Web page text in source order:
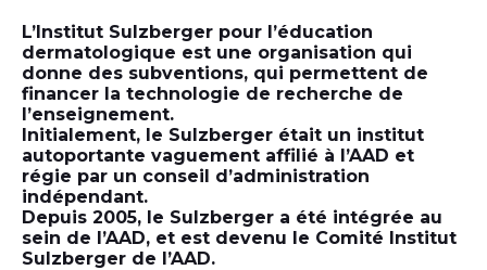
L’Institut Sulzberger pour l’éducation
dermatologique est une organisation qui
donne des subventions, qui permettent de
financer la technologie de recherche de
l’enseignement.
Initialement, le Sulzberger était un institut
autoportante vaguement affilié à l’AAD et
régie par un conseil d’administration
indépendant.
Depuis 2005, le Sulzberger a été intégrée au
sein de l’AAD, et est devenu le Comité Institut
Sulzberger de l’AAD.